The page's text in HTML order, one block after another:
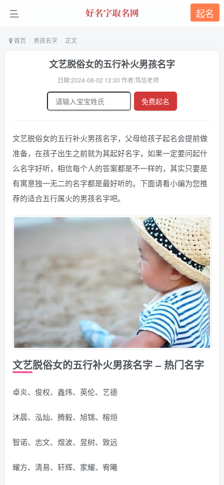
起名
首页 男孩名字 正文
文艺脱俗女的五行补火男孩名字
日期:2024-08-02 12:30 作者:笃信老师
免费起名
文艺脱俗女的五行补火男孩名字，父母给孩子起名会提前做
准备，在孩子出生之前就为其起好名字，如果一定要问起什
么名字好听，相信每个人的答案都是不一样的，其实只要是
有寓意独一无二的名字都是最好听的。下面请看小编为您推
荐的适合五行属火的男孩名字吧。
文艺脱俗女的五行补火男孩名字 – 热门名字
卓炎、俊权、鑫炜、英伦、艺德
沐晨、泓灿、腾毅、旭锦、榕烜
智诺、志文、煜波、昱树、致远
耀方、清易、轩辉、家耀、宥曦